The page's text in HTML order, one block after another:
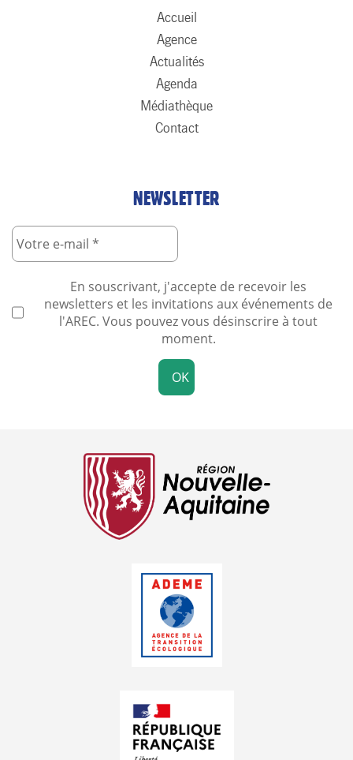
Accueil
Agence
Actualités
Agenda
Médiathèque
Contact
NEWSLETTER
En souscrivant, j'accepte de recevoir les
newsletters et les invitations aux événements de
l'AREC. Vous pouvez vous désinscrire à tout
moment.